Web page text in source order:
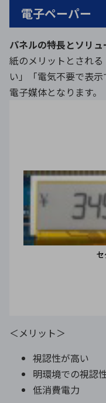
電子ペーパー
パネルの特長とソリュ
紙のメリットとされ
い」「電気不要で表
電子媒体となります。
＜メリット＞
視認性が高い
明環境での視認
低消費電力